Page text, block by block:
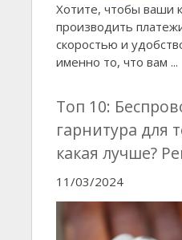
Хотите, чтобы ваши
производить
скоростью и
именно то, что вам ...
Топ 10:
гарнитура для
какая лучше?
11/03/2024